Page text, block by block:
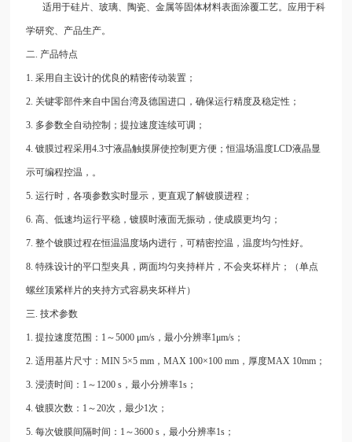
适用于硅片、玻璃、陶瓷、金属等固体材料表面涂覆工艺。应用于科
学研究、产品生产。
二. 产品特点
1. 采用自主设计的优良的精密传动装置；
2. 关键零部件来自中国台湾及德国进口，确保运行精度及稳定性；
3. 多参数全自动控制；提拉速度连续可调；
4. 镀膜过程采用4.3寸液晶触摸屏使控制更方便；恒温场温度LCD液晶显
示可编程控温，。
5. 运行时，各项参数实时显示，更直观了解镀膜进程；
6. 高、低速均运行平稳，镀膜时液面无振动，使成膜更均匀；
7. 整个镀膜过程在恒温温度场内进行，可精密控温，温度均匀性好。
8. 特殊设计的平口型夹具，两面均匀夹持样片，不会夹坏样片；（单点
螺丝顶紧样片的夹持方式容易夹坏样片）
三. 技术参数
1. 提拉速度范围：1～5000 μm/s，最小分辨率1μm/s；
2. 适用基片尺寸：MIN 5×5 mm，MAX 100×100 mm，厚度MAX 10mm；
3. 浸渍时间：1～1200 s，最小分辨率1s；
4. 镀膜次数：1～20次，最少1次；
5. 每次镀膜间隔时间：1～3600 s，最小分辨率1s；